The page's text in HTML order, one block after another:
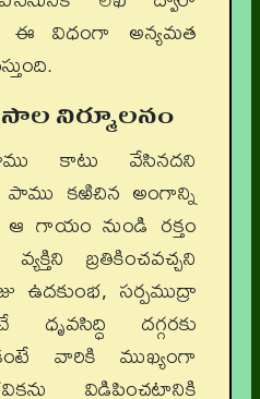
ఈ విధంగా అన్యమత
నిర్మూలనం
కాటు వేసినదని
పాము కఱిచిన అంగాన్ని
గాయం నుండి రక్తం
బ్రతికించవచ్చని
ఉదకుంభ, సర్పముద్రా
దగ్గరకు
వారికి ముఖ్యంగా
విడిపించటానికి